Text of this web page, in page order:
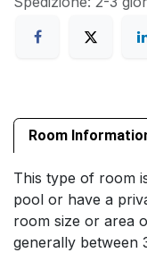
Room
This type of room
pool or have a
room size or area
generally between